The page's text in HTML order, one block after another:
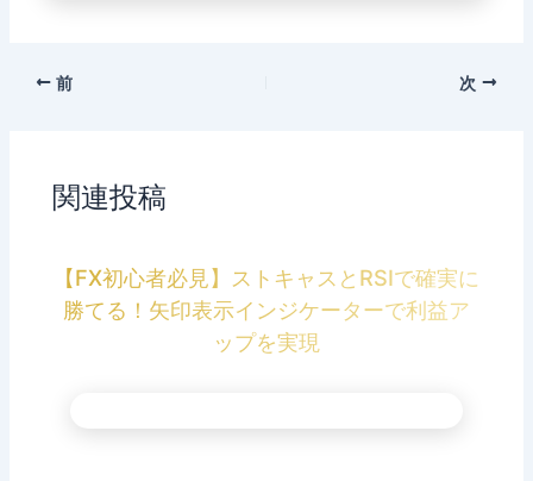
前 次
関連投稿
【FX初心者必見】ストキャスとRSIで確実に
勝てる！矢印表示インジケーターで利益ア
ップを実現